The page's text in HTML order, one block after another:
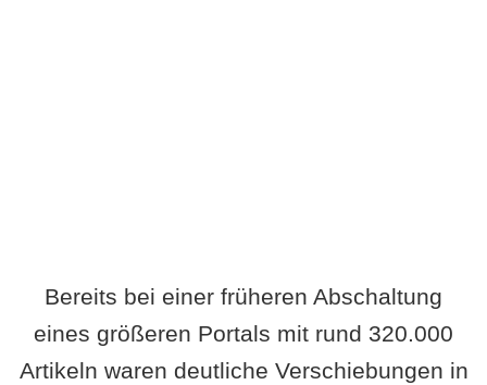
Bereits bei einer früheren Abschaltung
eines größeren Portals mit rund 320.000
Artikeln waren deutliche Verschiebungen in